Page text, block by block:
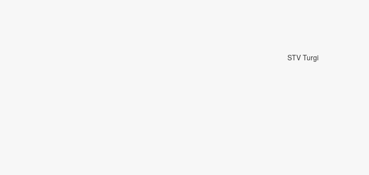
STV Turgi